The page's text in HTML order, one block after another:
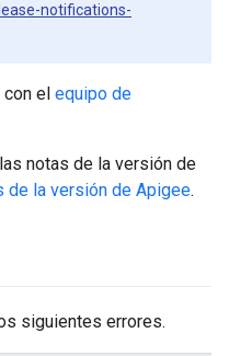
notifications-
con el equipo de
notas de la versión de
de la versión de Apigee.
siguientes errores.